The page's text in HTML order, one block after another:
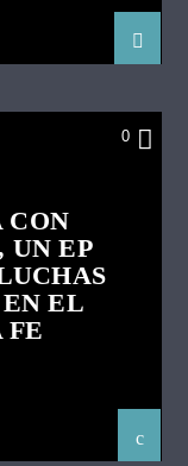
0
CON
UN EP
EL
FE